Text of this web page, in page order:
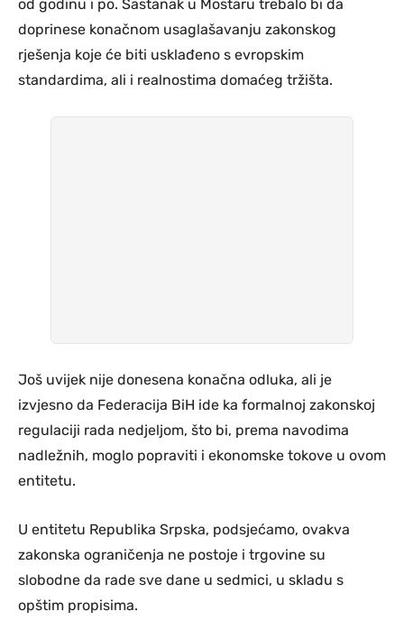
od godinu i po. Sastanak u Mostaru trebalo bi da
doprinese konačnom usaglašavanju zakonskog
rješenja koje će biti usklađeno s evropskim
standardima, ali i realnostima domaćeg tržišta.
Još uvijek nije donesena konačna odluka, ali je
izvjesno da Federacija BiH ide ka formalnoj zakonskoj
regulaciji rada nedjeljom, što bi, prema navodima
nadležnih, moglo popraviti i ekonomske tokove u ovom
entitetu.
U entitetu Republika Srpska, podsjećamo, ovakva
zakonska ograničenja ne postoje i trgovine su
slobodne da rade sve dane u sedmici, u skladu s
opštim propisima.